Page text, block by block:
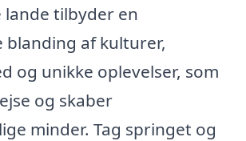
tilbyder en
blanding af kulturer,
og unikke oplevelser, som
og skaber
minder. Tag springet og